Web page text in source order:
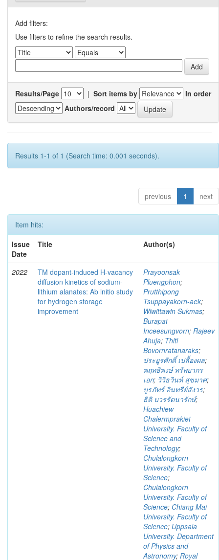
Add filters:
Use filters to refine the search results.
Results/Page | Sort items by
In order
Authors/record
Results 1-1 of 1 (Search time: 0.001 seconds).
previous 1 next
Item hits:
Issue
Date
Title Author(s)
2022
TM dopant-induced H-vacancy
diffusion kinetics of sodium-
lithium alanates: Ab initio study
for hydrogen storage
improvement
Prayoonsak
Pluengphon;
Prutthipong
Tsuppayakorn-aek;
Wiwittawin Sukmas;
Burapat
Inceesungvorn; Rajeev
Ahuja; Thiti
Bovornratanaraks;
ประยูรศักดิ์ เปลื้องผล;
พฤทธิพงษ์ ทรัพยากร
เอก; วิวิธวินท์ สุขมาศ;
บูรภัทร์ อินทรีย์สังวร;
ธิติ บวรรัตนารักษ์;
Huachiew
Chalermprakiet
University. Faculty of
Science and
Technology;
Chulalongkorn
University. Faculty of
Science;
Chulalongkorn
University. Faculty of
Science; Chiang Mai
University. Faculty of
Science; Uppsala
University. Department
of Physics and
Astronomy; Royal